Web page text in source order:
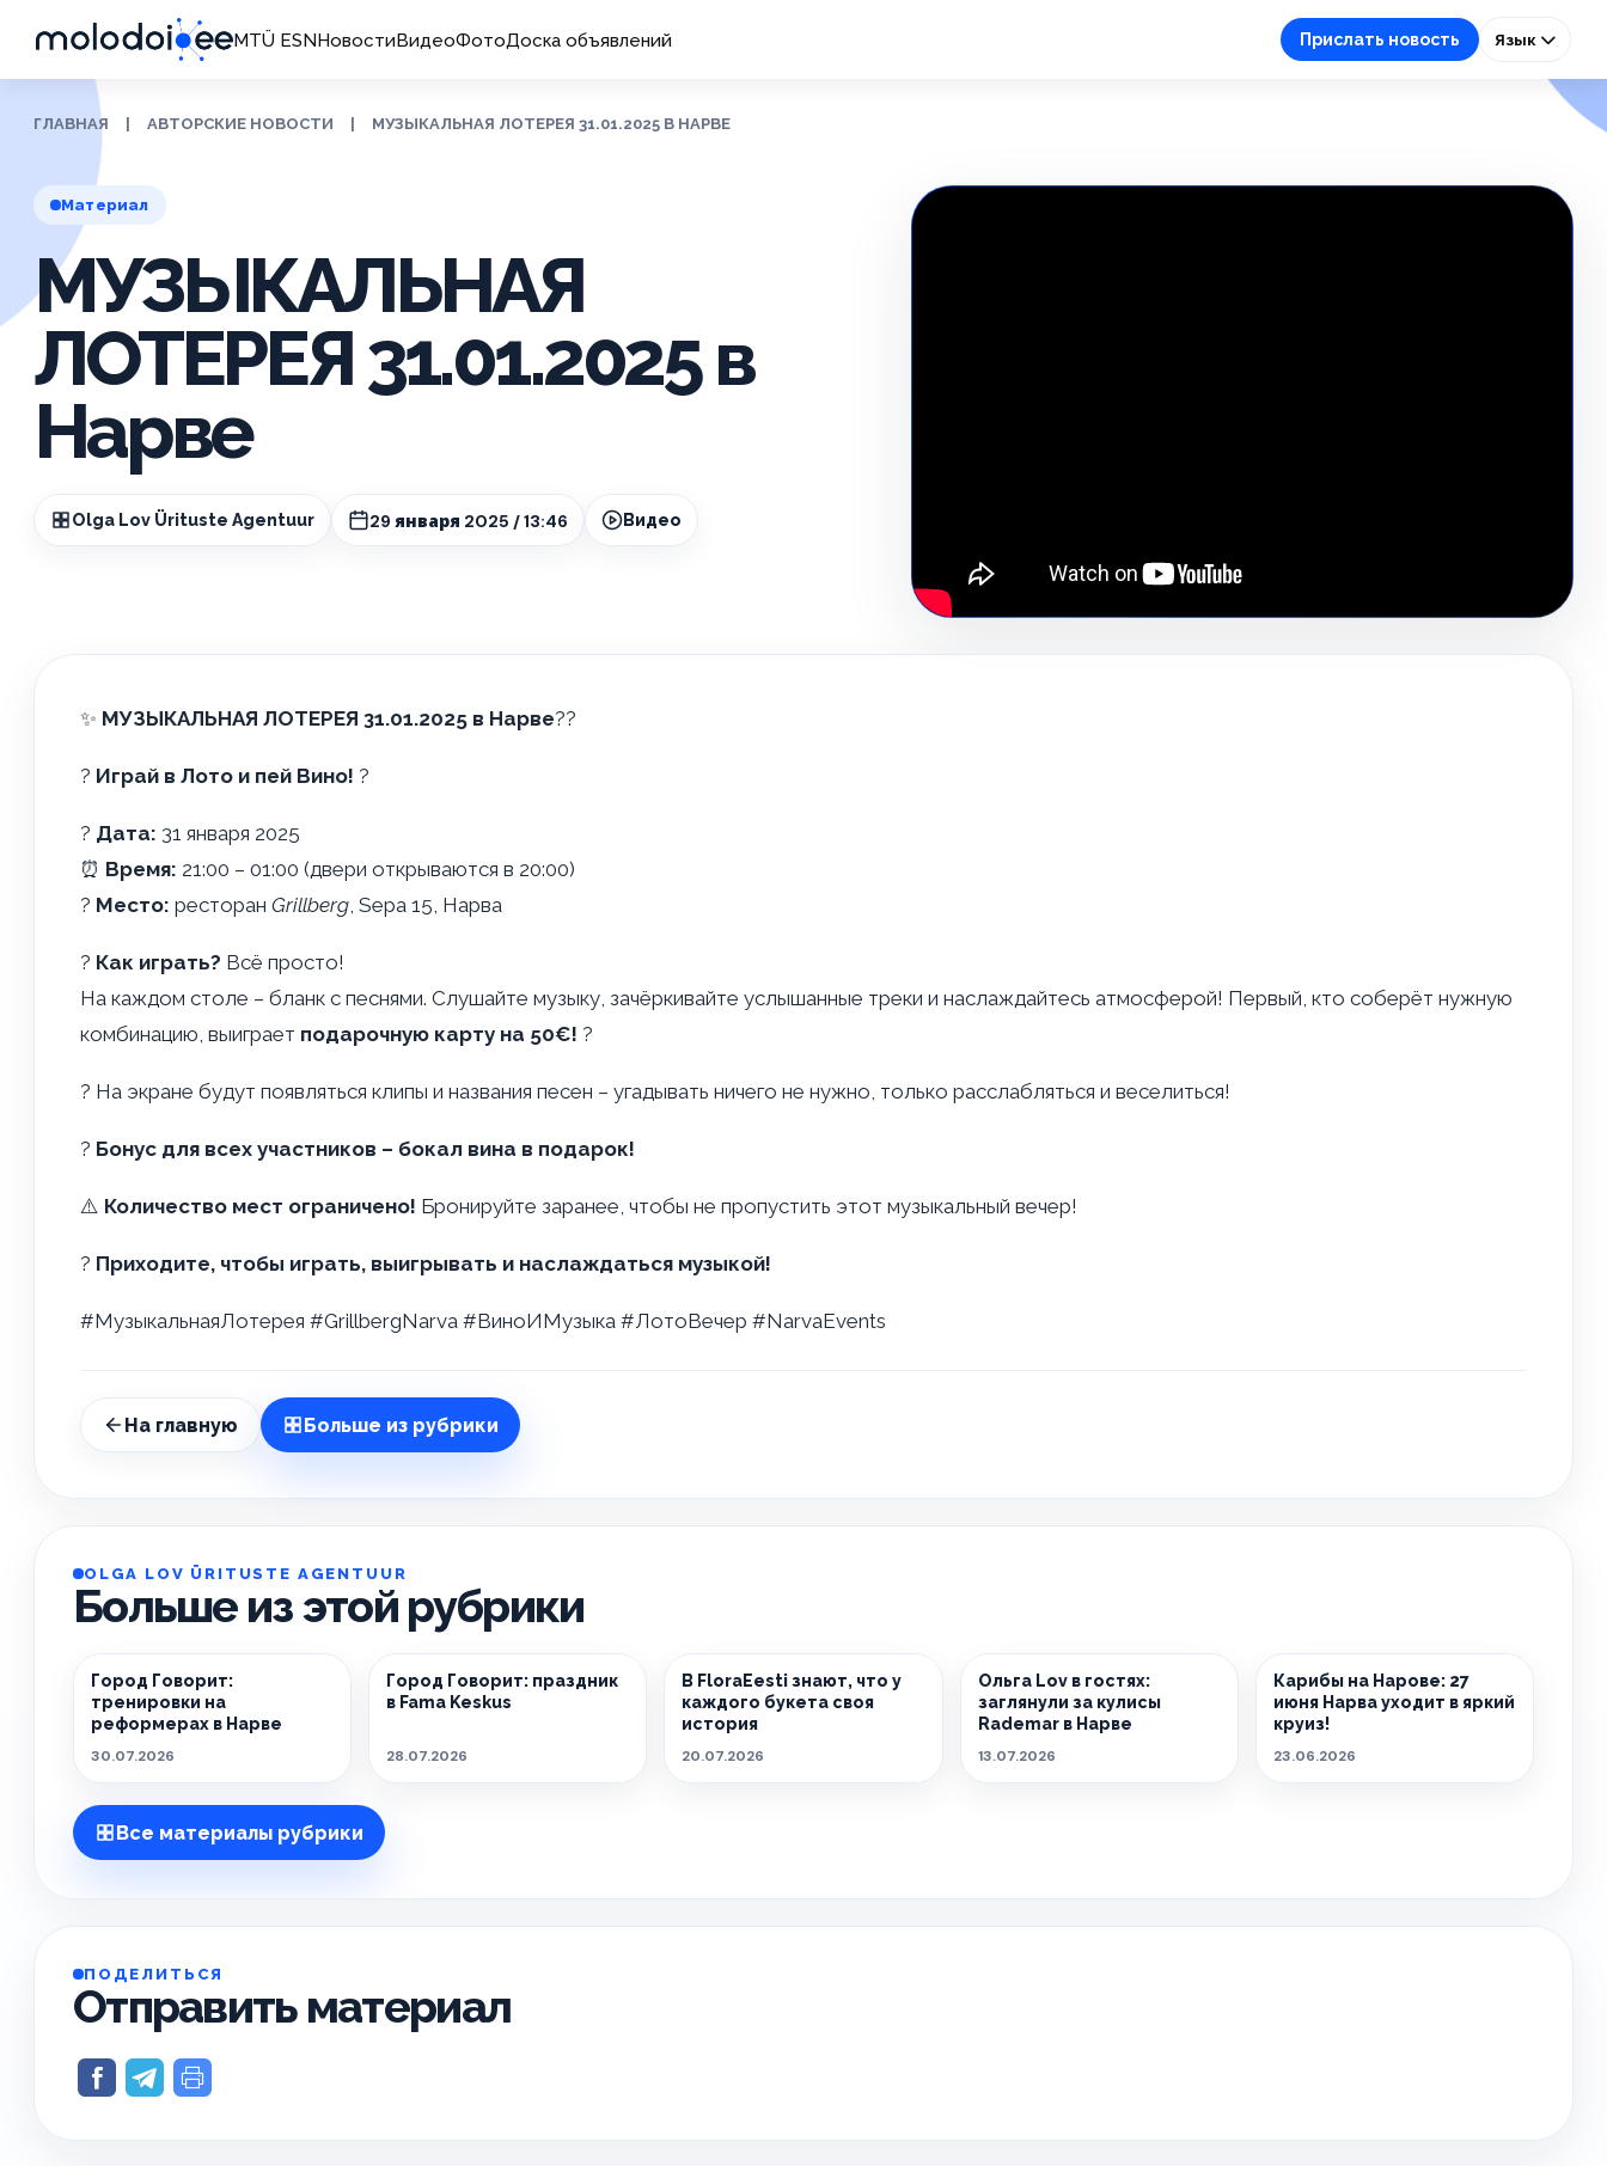
MTÜ ESNНовостиВидеоФотоДоска объявлений Прислать новость Язык
ГЛАВНАЯ АВТОРСКИЕ НОВОСТИ МУЗЫКАЛЬНАЯ ЛОТЕРЕЯ 31.01.2025 В НАРВЕ
Материал
МУЗЫКАЛЬНАЯ
ЛОТЕРЕЯ 31.01.2025 в
Нарве
Olga Lov Ürituste Agentuur 29 января 2025 / 13:46 Видео
✨ МУЗЫКАЛЬНАЯ ЛОТЕРЕЯ 31.01.2025 в Нарве??
? Играй в Лото и пей Вино! ?
? Дата: 31 января 2025
⏰ Время: 21:00 – 01:00 (двери открываются в 20:00)
? Место: ресторан Grillberg, Sepa 15, Нарва
? Как играть? Всё просто!
На каждом столе – бланк с песнями. Слушайте музыку, зачёркивайте услышанные треки и наслаждайтесь атмосферой! Первый, кто соберёт нужную
комбинацию, выиграет подарочную карту на 50€! ?
? На экране будут появляться клипы и названия песен – угадывать ничего не нужно, только расслабляться и веселиться!
? Бонус для всех участников – бокал вина в подарок!
⚠️ Количество мест ограничено! Бронируйте заранее, чтобы не пропустить этот музыкальный вечер!
? Приходите, чтобы играть, выигрывать и наслаждаться музыкой!
#МузыкальнаяЛотерея #GrillbergNarva #ВиноИМузыка #ЛотоВечер #NarvaEvents
На главную Больше из рубрики
OLGA LOV ÜRITUSTE AGENTUUR
Больше из этой рубрики
Город Говорит:
тренировки на
реформерах в Нарве
30.07.2026
Город Говорит: праздник
в Fama Keskus
28.07.2026
В FloraEesti знают, что у
каждого букета своя
история
20.07.2026
Ольга Lov в гостях:
заглянули за кулисы
Rademar в Нарве
13.07.2026
Карибы на Нарове: 27
июня Нарва уходит в яркий
круиз!
23.06.2026
Все материалы рубрики
ПОДЕЛИТЬСЯ
Отправить материал